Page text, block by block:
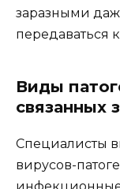
заразными
передаваться
Виды
связанных
Специалисты
вирусов-